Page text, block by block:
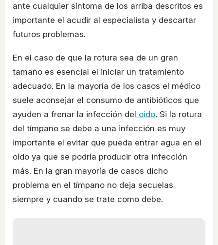
ante cualquier síntoma de los arriba descritos es
importante el acudir al especialista y descartar
futuros problemas.
En el caso de que la rotura sea de un gran
tamaño es esencial el iniciar un tratamiento
adecuado. En la mayoría de los casos el médico
suele aconsejar el consumo de antibióticos que
ayuden a frenar la infección del oído. Si la rotura
del tímpano se debe a una infección es muy
importante el evitar que pueda entrar agua en el
oído ya que se podría producir otra infección
más. En la gran mayoría de casos dicho
problema en el tímpano no deja secuelas
siempre y cuando se trate como debe.